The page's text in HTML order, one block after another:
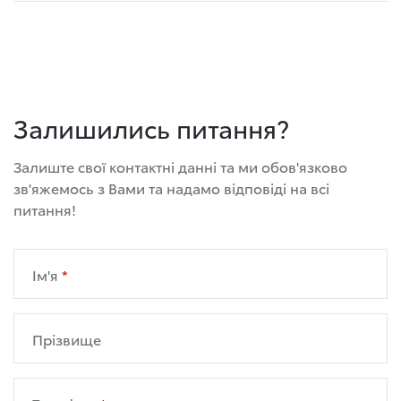
Залишились питання?
Залиште свої контактні данні та ми обов'язково
зв'яжемось з Вами та надамо відповіді на всі
питання!
Ім'я
Прізвище